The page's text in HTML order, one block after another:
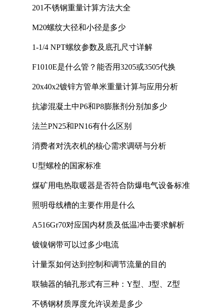
201不锈钢重量计算方法大全
M20螺纹大径和小径是多少
1-1/4 NPT螺纹参数及底孔尺寸详解
F1010E是什么管？能否用3205或3505代换
20x40x2镀锌方管单米重量计算与应用分析
抗渗混凝土中P6和P8膨胀剂分别加多少
法兰PN25和PN16有什么区别
消费者对洗衣机的核心需求调研与分析
U型螺栓的国家标准
煤矿用电热取暖器是否符合防爆电气设备标准
照明母线槽的主要作用是什么
A516Gr70对应国内材质及低温冲击要求解析
镀镍钢带可以过多少电流
计量泵如何达到控制和调节流量的目的
联轴器的轴孔形式有三种：Y型、J型、Z型
不锈钢材质厚度允许误差是多少